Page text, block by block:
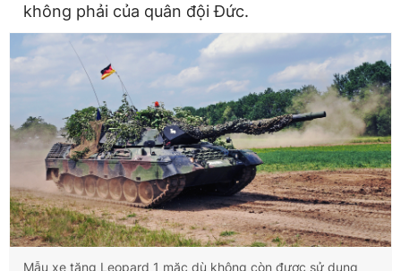
không phải của quân đội Đức.
Mẫu xe tăng Leopard 1 mặc dù không còn được sử dụng